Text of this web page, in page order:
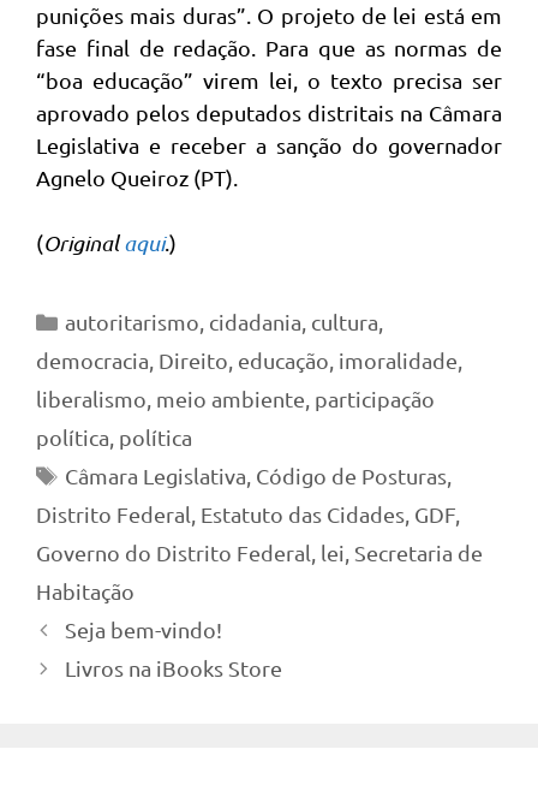
punições mais duras”. O projeto de lei está em
fase final de redação. Para que as normas de
“boa educação” virem lei, o texto precisa ser
aprovado pelos deputados distritais na Câmara
Legislativa e receber a sanção do governador
Agnelo Queiroz (PT).
(Originalaqui.)
Categorias
autoritarismo cidadania cultura
democracia Direito educação imoralidade
liberalismo meio ambiente participação
política política
Tags
Câmara Legislativa Código de Posturas,
Distrito Federal Estatuto das Cidades GDF
Governo do Distrito Federal lei Secretaria de
Habitação
Seja bem-vindo!
Livros na iBooks Store